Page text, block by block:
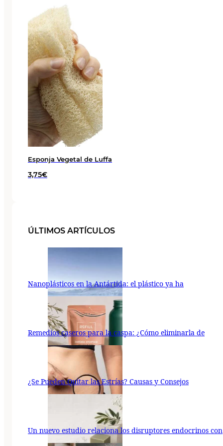
era:
9,95€.8,95€.
Esponja Vegetal de Luffa
3,75€
ÚLTIMOS ARTÍCULOS
Nanoplásticos en la Antártida: el plástico ya ha
Remedios caseros para la caspa: ¿Cómo eliminarla de
¿Se Pueden Quitar las Estrías? Causas y Consejos
Un nuevo estudio relaciona los disruptores endocrinos con